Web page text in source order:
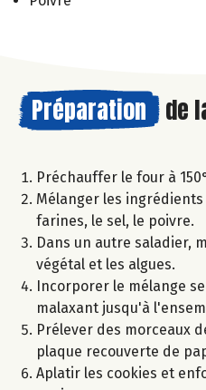
Préparation de
Préchauffer le four à
Mélanger les
farines, le sel, le poivre.
Dans un autre saladier,
végétal et les algues.
Incorporer le mélange
malaxant jusqu'à
Prélever des morceaux
plaque recouverte de
Aplatir les cookies et